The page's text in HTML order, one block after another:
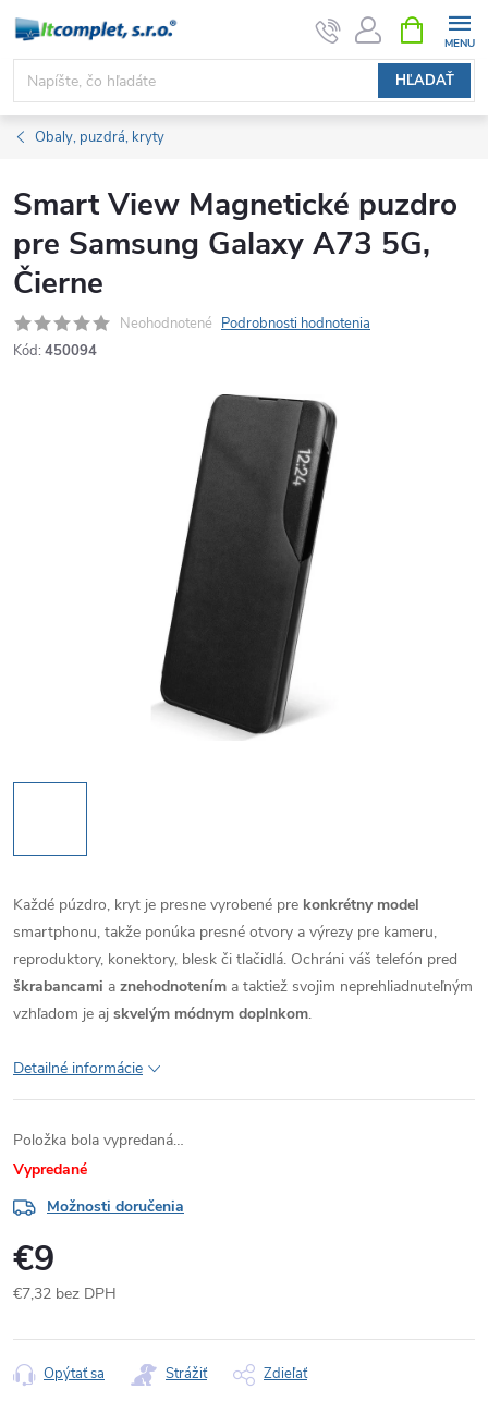
Prejsť
obsah
HĽADAŤ
KOŠÍK
Obaly, puzdrá, kryty
Smart View Magnetické puzdro
pre Samsung Galaxy A73 5G,
Čierne
Neohodnotené Podrobnosti hodnotenia
Kód: 450094
Každé púzdro, kryt je presne vyrobené pre konkrétny model
smartphonu, takže ponúka presné otvory a výrezy pre kameru,
reproduktory, konektory, blesk či tlačidlá. Ochráni váš telefón pred
škrabancami a znehodnotením a taktiež svojim neprehliadnuteľným
vzhľadom je aj skvelým módnym doplnkom.
Detailné informácie
Položka bola vypredaná…
Vypredané
Možnosti doručenia
€9
€7,32 bez DPH
cena:
Opýtať sa Strážiť Zdieľať